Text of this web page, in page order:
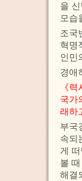
을
모습
조국
혁명
인민
경애
《
국가
래하
부국
속되
게
볼
해결